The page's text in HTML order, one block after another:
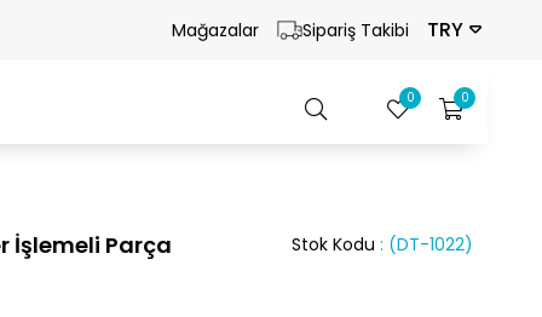
Mağazalar Sipariş Takibi TRY
0
0
İşlemeli Parça (DT-1022)
Stok Kodu